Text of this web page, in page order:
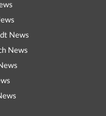
News
News